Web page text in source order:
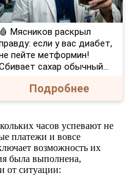
🩸 Мясников раскрыл
если у вас диабет,
пейте метформин!
сахар обычный...
Подробнее
часов успевают не
платежи и вовсе
возможность их
была выполнена,
от ситуации: